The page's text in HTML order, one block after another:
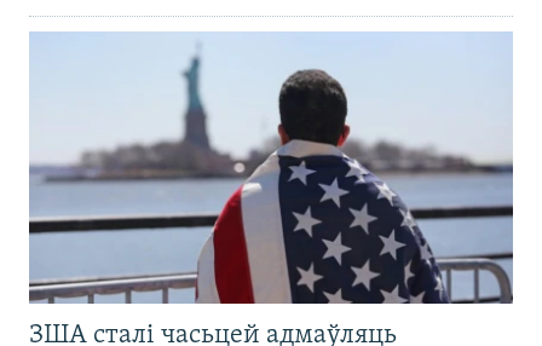
ЗША сталі часьцей адмаўляць